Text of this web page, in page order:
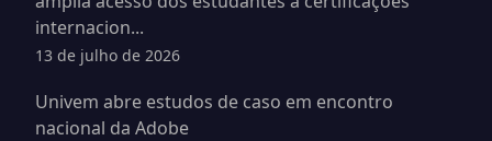
internacion...
13 de julho de 2026
Univem abre estudos de caso em encontro
nacional da Adobe